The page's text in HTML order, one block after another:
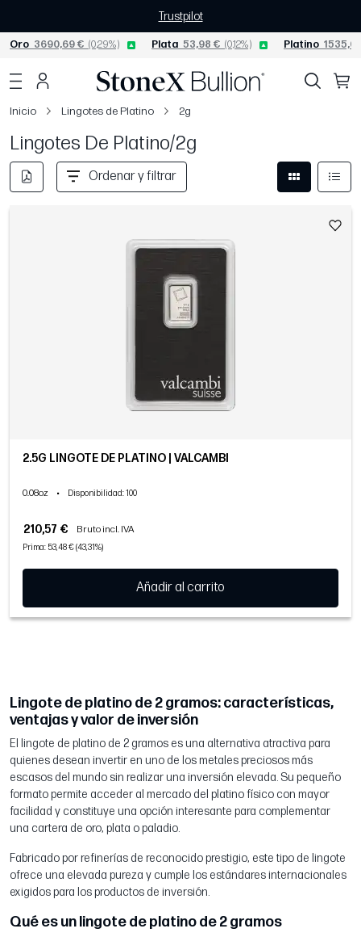
Trustpilot
Oro 3690,69 € (0,29%) Plata 53,98 € (0,12%) Platino
Inicio Lingotes de Platino 2g
Lingotes De Platino/2g
Ordenar y filtrar
2.5G LINGOTE DE PLATINO | VALCAMBI
0.08oz • Disponibilidad: 100
210,57 € Bruto incl. IVA
Prima: 53,48 € (43,31%)
Añadir al carrito
Lingote de platino de 2 gramos: características,
ventajas y valor de inversión
El lingote de platino de 2 gramos es una alternativa atractiva para
quienes desean invertir en uno de los metales preciosos más
escasos del mundo sin realizar una inversión elevada. Su pequeño
formato permite acceder al mercado del platino físico con mayor
facilidad y constituye una opción interesante para complementar
una cartera de oro, plata o paladio.
Fabricado por refinerías de reconocido prestigio, este tipo de lingote
ofrece una elevada pureza y cumple los estándares internacionales
exigidos para los productos de inversión.
Qué es un lingote de platino de 2 gramos